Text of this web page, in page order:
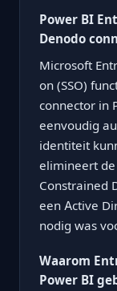
Power BI
Denodo
Microsoft
on (SSO)
connector in
eenvoudig
identiteit
elimineert
Constrained
een Active
nodig was
Waarom
Power BI